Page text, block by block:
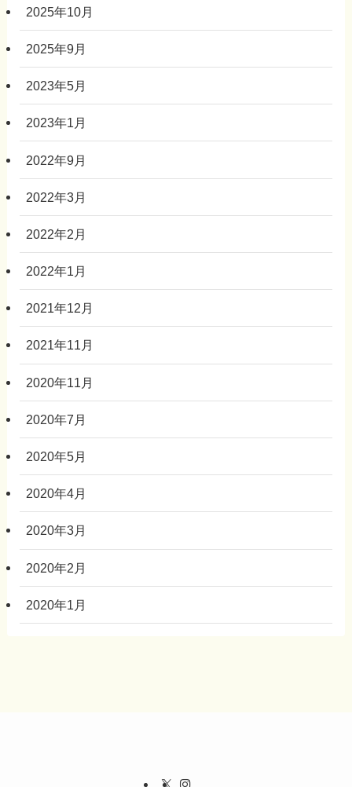
2025年10月
2025年9月
2023年5月
2023年1月
2022年9月
2022年3月
2022年2月
2022年1月
2021年12月
2021年11月
2020年11月
2020年7月
2020年5月
2020年4月
2020年3月
2020年2月
2020年1月